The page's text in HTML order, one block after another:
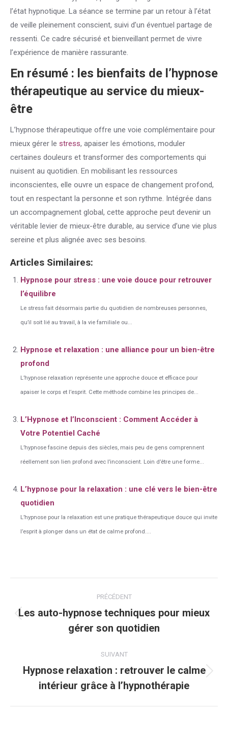
l’état hypnotique. La séance se termine par un retour à l’état
de veille pleinement conscient, suivi d’un éventuel partage de
ressenti. Ce cadre sécurisé et bienveillant permet de vivre
l’expérience de manière rassurante.
En résumé : les bienfaits de l’hypnose
thérapeutique au service du mieux-
être
L’hypnose thérapeutique offre une voie complémentaire pour
mieux gérer le stress, apaiser les émotions, moduler
certaines douleurs et transformer des comportements qui
nuisent au quotidien. En mobilisant les ressources
inconscientes, elle ouvre un espace de changement profond,
tout en respectant la personne et son rythme. Intégrée dans
un accompagnement global, cette approche peut devenir un
véritable levier de mieux-être durable, au service d’une vie plus
sereine et plus alignée avec ses besoins.
Articles Similaires:
Hypnose pour stress : une voie douce pour retrouver
l’équilibre
Le stress fait désormais partie du quotidien de nombreuses personnes,
qu’il soit lié au travail, à la vie familiale ou...
Hypnose et relaxation : une alliance pour un bien-être
profond
L’hypnose relaxation représente une approche douce et efficace pour
apaiser le corps et l’esprit. Cette méthode combine les principes de...
L’Hypnose et l’Inconscient : Comment Accéder à
Votre Potentiel Caché
L’hypnose fascine depuis des siècles, mais peu de gens comprennent
réellement son lien profond avec l’inconscient. Loin d’être une forme...
L’hypnose pour la relaxation : une clé vers le bien-être
quotidien
L’hypnose pour la relaxation est une pratique thérapeutique douce qui invite
l’esprit à plonger dans un état de calme profond....
article
PRÉCÉDENT
Article
précédent
Les auto-hypnose techniques pour mieux
gérer son quotidien
SUIVANT
Article
suivant
:
Hypnose relaxation : retrouver le calme
intérieur grâce à l’hypnothérapie